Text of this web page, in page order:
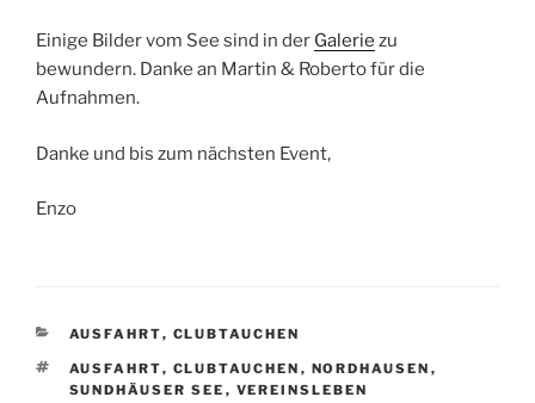
Einige Bilder vom See sind in der Galerie zu
bewundern. Danke an Martin & Roberto für die
Aufnahmen.
Danke und bis zum nächsten Event,
Enzo
KATEGORIEN
AUSFAHRT, CLUBTAUCHEN
SCHLAGWÖRTER
AUSFAHRT, CLUBTAUCHEN , NORDHAUSEN ,
SUNDHÄUSER SEE , VEREINSLEBEN